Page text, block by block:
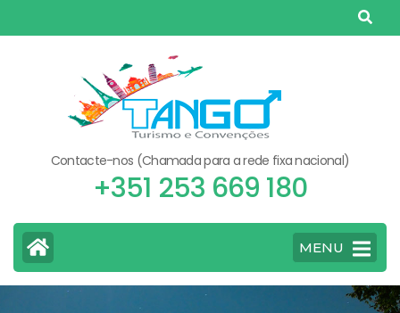
to
Contacte-nos (Chamada para a rede fixa nacional)
+351 253 669 180
MENU